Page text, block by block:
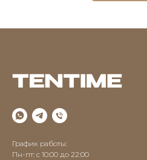
График работы:
Пн-пт: с 10:00 до 22:00